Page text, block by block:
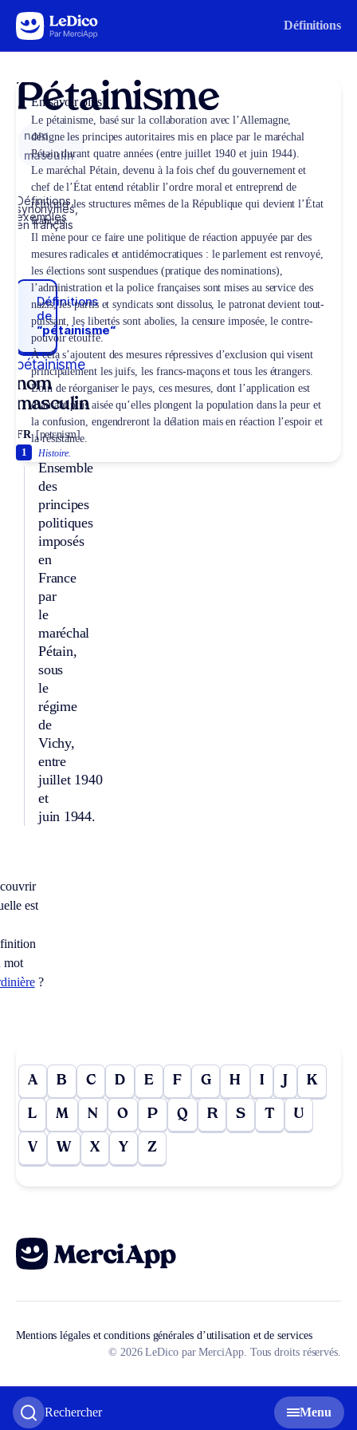
Aller au contenu Définitions
Rechercher Menu
Pétainisme
nom
masculin
Définitions,
synonymes,
exemples
en français
Définitions
de
“pétainisme“
pétainisme
nom
masculin
FR [petɛnism]
Histoire.
Ensemble
des
principes
politiques
imposés
en
France
par
le
maréchal
Pétain,
sous
le
régime
de
Vichy,
entre
juillet 1940
et
juin 1944.
1
est
mot
?
En savoir plus
Le pétainisme, basé sur la collaboration avec l’Allemagne,
désigne les principes autoritaires mis en place par le maréchal
Pétain durant quatre années (entre juillet 1940 et juin 1944).
Le maréchal Pétain, devenu à la fois chef du gouvernement et
chef de l’État entend rétablir l’ordre moral et entreprend de
réformer les structures mêmes de la République qui devient l’État
français.
Il mène pour ce faire une politique de réaction appuyée par des
mesures radicales et antidémocratiques : le parlement est renvoyé,
les élections sont suspendues (pratique des nominations),
l’administration et la police françaises sont mises au service des
nazis, les partis et syndicats sont dissolus, le patronat devient tout-
puissant, les libertés sont abolies, la censure imposée, le contre-
pouvoir étouffé.
À cela s’ajoutent des mesures répressives d’exclusion qui visent
principalement les juifs, les francs-maçons et tous les étrangers.
Loin de réorganiser le pays, ces mesures, dont l’application est
d’autant plus aisée qu’elles plongent la population dans la peur et
la confusion, engendreront la délation mais en réaction l’espoir et
la résistance.
A B C D E F G H I J K
L M N O P Q R S T U
V W X Y Z
Mentions légales et conditions générales d’utilisation et de services
© 2026 LeDico par MerciApp. Tous droits réservés.